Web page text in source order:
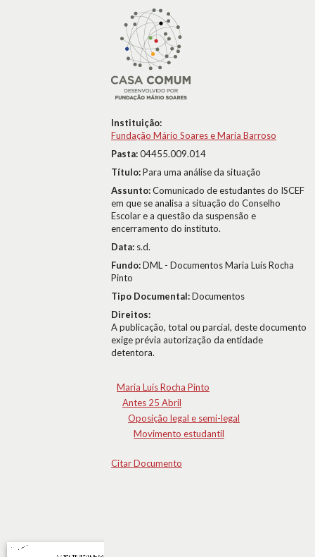
Instituição:
Fundação Mário Soares e Maria Barroso
Pasta:04455.009.014
Título:Para uma análise da situação
Assunto:Comunicado de estudantes do ISCEF
em que se analisa a situação do Conselho
Escolar e a questão da suspensão e
encerramento do instituto.
Data: s.d.
Fundo:DML - Documentos Maria Luís Rocha
Pinto
Tipo Documental:Documentos
Direitos:
A publicação, total ou parcial, deste documento
exige prévia autorização da entidade
detentora.
Maria Luís Rocha Pinto
Antes 25 Abril
Oposição legal e semi-legal
Movimento estudantil
Citar Documento